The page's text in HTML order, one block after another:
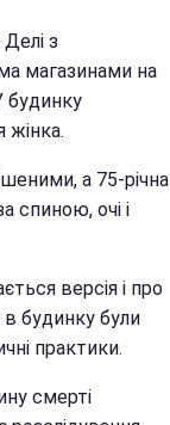
з
магазинами на
будинку
жінка.
а 75-річна
спиною, очі і
версія і про
будинку були
практики.
смерті